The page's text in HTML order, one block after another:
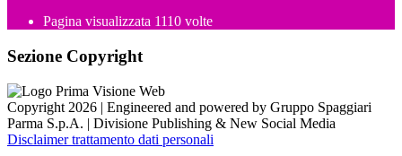
Pagina visualizzata 1110 volte
Sezione Copyright
Copyright 2026 | Engineered and powered by Gruppo Spaggiari
Parma S.p.A. | Divisione Publishing & New Social Media
Disclaimer trattamento dati personali